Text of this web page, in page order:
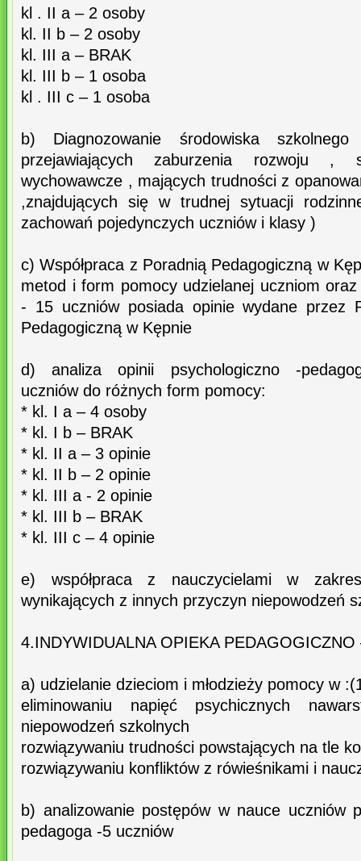
kl . II a – 2 osoby
kl. II b – 2 osoby
kl. III a – BRAK
kl. III b – 1 osoba
kl . III c – 1 osoba
b) Diagnozowanie środowiska
przejawiających zaburzenia rozwoju ,
wychowawcze , mających trudności z
,znajdujących się w trudnej sytuacji
zachowań pojedynczych uczniów i klasy )
c) Współpraca z Poradnią Pedagogiczną w
metod i form pomocy udzielanej uczniom
- 15 uczniów posiada opinie wydane przez
Pedagogiczną w Kępnie
d) analiza opinii psychologiczno -
uczniów do różnych form pomocy:
* kl. I a – 4 osoby
* kl. I b – BRAK
* kl. II a – 3 opinie
* kl. II b – 2 opinie
* kl. III a - 2 opinie
* kl. III b – BRAK
* kl. III c – 4 opinie
e) współpraca z nauczycielami w
wynikających z innych przyczyn niepowodzeń
4.INDYWIDUALNA OPIEKA
a) udzielanie dzieciom i młodzieży pomocy w
eliminowaniu napięć psychicznych
niepowodzeń szkolnych
rozwiązywaniu trudności powstających na tle
rozwiązywaniu konfliktów z rówieśnikami i
b) analizowanie postępów w nauce uczniów
pedagoga -5 uczniów